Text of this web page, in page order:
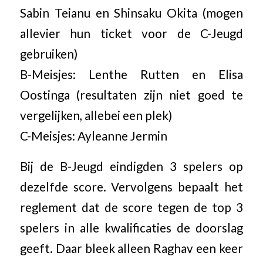
Sabin Teianu en Shinsaku Okita (mogen
allevier hun ticket voor de C-Jeugd
gebruiken)
B-Meisjes: Lenthe Rutten en Elisa
Oostinga (resultaten zijn niet goed te
vergelijken, allebei een plek)
C-Meisjes: Ayleanne Jermin
Bij de B-Jeugd eindigden 3 spelers op
dezelfde score. Vervolgens bepaalt het
reglement dat de score tegen de top 3
spelers in alle kwalificaties de doorslag
geeft. Daar bleek alleen Raghav een keer